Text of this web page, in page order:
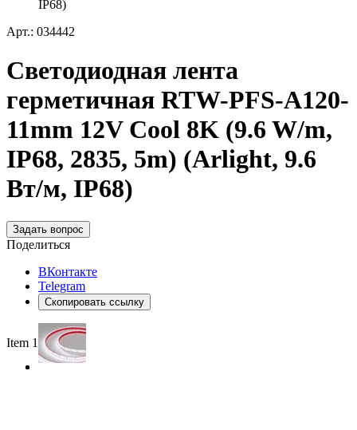
IP68)
Арт.: 034442
Светодиодная лента
герметичная RTW-PFS-A120-
11mm 12V Cool 8K (9.6 W/m,
IP68, 2835, 5m) (Arlight, 9.6
Вт/м, IP68)
Задать вопрос
Поделиться
ВКонтакте
Telegram
Скопировать ссылку
Item 1 of 2